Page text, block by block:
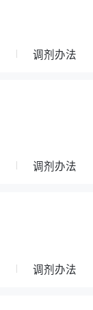
调剂办法
调剂办法
调剂办法